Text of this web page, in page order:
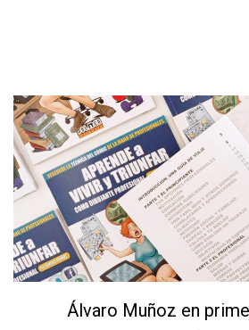
Álvaro Muñoz en